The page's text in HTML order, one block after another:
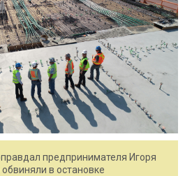
предпринимателя Игоря
в остановке